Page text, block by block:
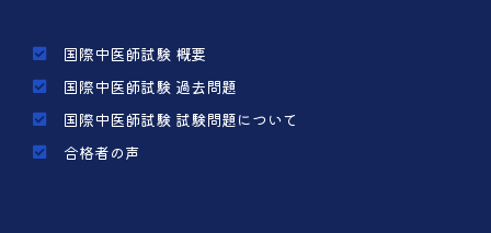
国際中医師試験 概要
国際中医師試験 過去問題
国際中医師試験 試験問題について
合格者の声